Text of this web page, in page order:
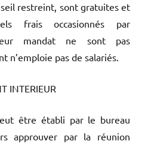
restreint, sont gratuites et
frais occasionnés par
leur mandat ne sont pas
n’emploie pas de salariés.
INTERIEUR
être établi par le bureau
approuver par la réunion